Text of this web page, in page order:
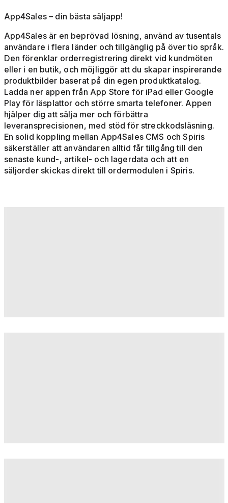
App4Sales – din bästa säljapp!
App4Sales är en beprövad lösning, använd av tusentals
användare i flera länder och tillgänglig på över tio språk.
Den förenklar orderregistrering direkt vid kundmöten
eller i en butik, och möjliggör att du skapar inspirerande
produktbilder baserat på din egen produktkatalog.
Ladda ner appen från App Store för iPad eller Google
Play för läsplattor och större smarta telefoner. Appen
hjälper dig att sälja mer och förbättra
leveransprecisionen, med stöd för streckkodsläsning.
En solid koppling mellan App4Sales CMS och Spiris
säkerställer att användaren alltid får tillgång till den
senaste kund-, artikel- och lagerdata och att en
säljorder skickas direkt till ordermodulen i Spiris.